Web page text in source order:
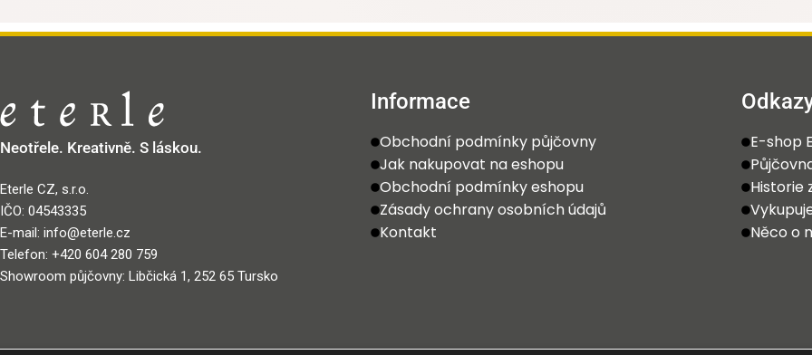
Neotřele. Kreativně. S láskou.
Eterle CZ, s.r.o.
IČO: 04543335
E-mail: info@eterle.cz
Telefon: +420 604 280 759
Showroom půjčovny: Libčická 1, 252 65 Tursko
Informace
Obchodní podmínky půjčovny
Jak nakupovat na eshopu
Obchodní podmínky eshopu
Zásady ochrany osobních údajů
Kontakt
E-shop
Historie
Něco o